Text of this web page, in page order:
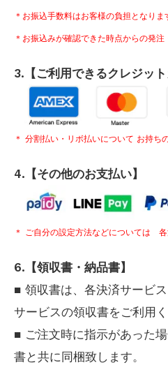
＊お振込手数料はお客様の負担となりま
＊お振込みが確認できた時点からの発注
3.【ご利用できるクレジット
＊ 分割払い・リボ払いについて お持ち
4.【その他のお支払い】
＊ ご自分の設定方法などについては 各
6.【領収書・納品書】
■ 領収書は、各決済サービ
サービスの領収書をご利用く
■ ご注文時に指示があった
書と共に同梱致します。